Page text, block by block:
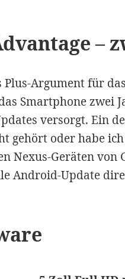
–
Plus-Argument für
Smartphone zwei
versorgt. Ein
gehört oder habe
Nexus-Geräten von
Android-Update